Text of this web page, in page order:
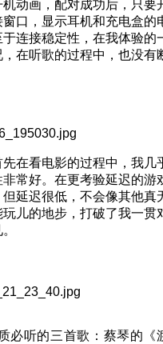
动画，配对成功后，只要
口，显示耳机和充电盒的
连接稳定性，在我体验的
在听歌的过程中，也没有
在看电影的过程中，我几
常好。在更考验延迟的游
延迟很低，不会像其他真
儿的地步，打破了我一贯
必听的三首歌：蔡琴的《